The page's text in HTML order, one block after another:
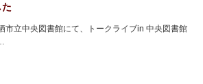
市立中央図書館にて、トークライブin 中央図書館